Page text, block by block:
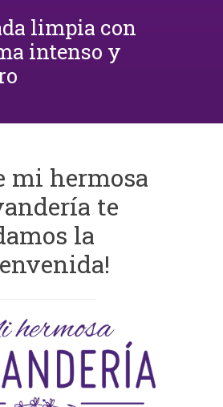
limpia con
intenso y
mi hermosa
te
la